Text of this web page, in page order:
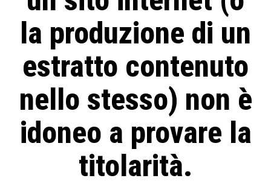
la produzione di un
estratto contenuto
nello stesso) non è
idoneo a provare la
titolarità.